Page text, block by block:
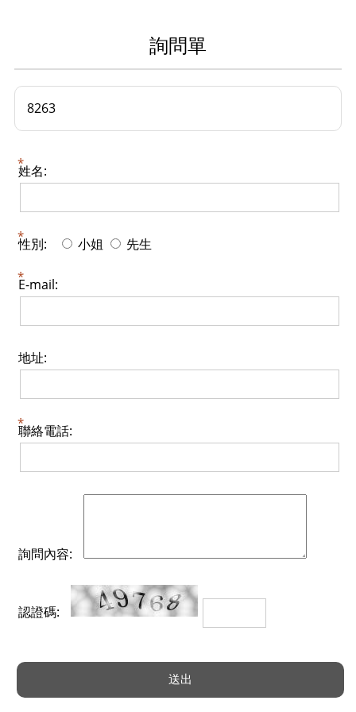
詢問單
8263
姓名:
性別: 小姐 先生
E-mail:
地址:
聯絡電話:
詢問內容:
認證碼: